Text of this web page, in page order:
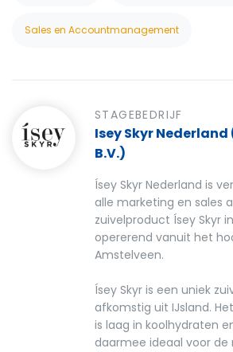
Sales en Accountmanagement
STAGEBEDRIJF
Isey Skyr
B.V.)
Ísey Skyr Nederland is
alle marketing en sales
zuivelproduct Ísey Skyr
opererend vanuit het
Amstelveen.
Ísey Skyr is een uniek
afkomstig uit IJsland.
is laag in koolhydraten
daarmee ideaal voor de